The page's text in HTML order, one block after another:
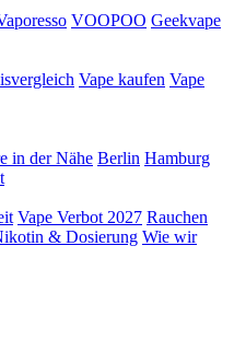
VOOPOO Geekvape
Vape kaufen Vape
in der Nähe Berlin Hamburg
Vape Verbot 2027 Rauchen
& Dosierung Wie wir